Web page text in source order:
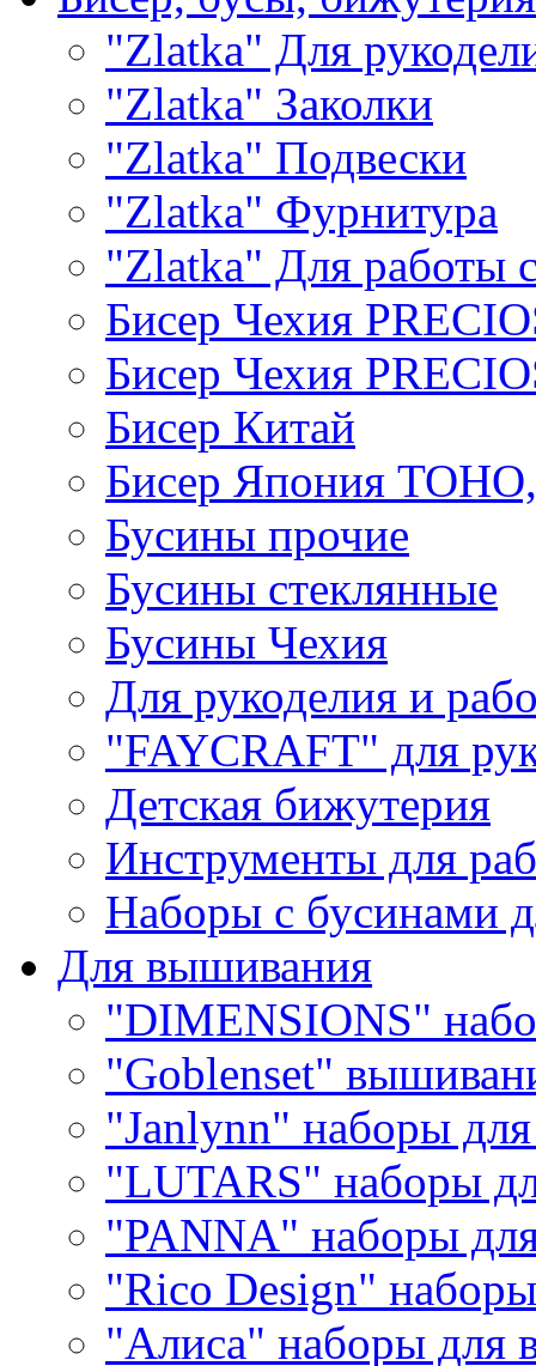
"Zlatka" Для
"Zlatka" Заколки
"Zlatka" Подвески
"Zlatka" Фурнитура
"Zlatka" Для работы
Бисер Чехия
Бисер Чехия
Бисер Китай
Бисер Япония
Бусины прочие
Бусины стеклянные
Бусины Чехия
Для рукоделия и
"FAYCRAFT" для
Детская бижутерия
Инструменты для
Наборы с бусинами
Для вышивания
"DIMENSIONS"
"Goblenset"
"Janlynn" наборы
"LUTARS" наборы
"PANNA" наборы
"Rico Design"
"Алиса" наборы для